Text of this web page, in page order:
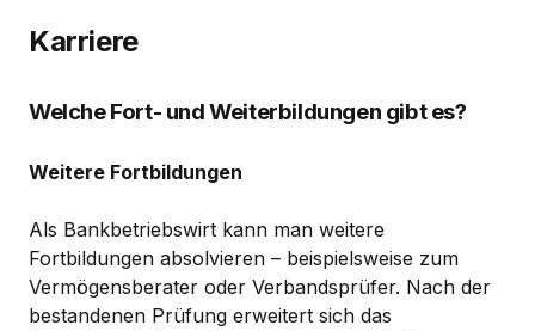
Karriere
Welche Fort- und Weiterbildungen gibt es?
Weitere Fortbildungen
Als Bankbetriebswirt kann man weitere
Fortbildungen absolvieren – beispielsweise zum
Vermögensberater oder Verbandsprüfer. Nach der
bestandenen Prüfung erweitert sich das